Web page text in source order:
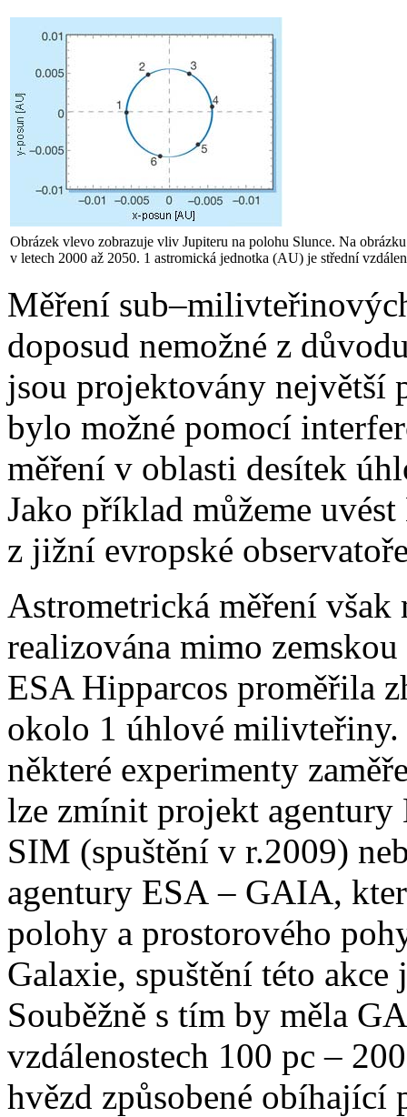
Obrázek vlevo zobrazuje vliv Jupiteru na polohu Slunce. Na
v letech 2000 až 2050. 1 astromická jednotka (AU) je střední
Měření
doposud nemožné z
jsou projektovány největší
bylo možné pomocí
měření v oblasti desítek
Jako příklad můžeme
z jižní evropské
Astrometrická měření
realizována mimo
ESA Hipparcos proměřila
okolo 1 úhlové milivteřiny.
některé experimenty
lze zmínit projekt
SIM (spuštění v r.2009)
agentury ESA – GAIA,
polohy a prostorového
Galaxie, spuštění této
Souběžně s tím by měla
vzdálenostech 100 pc –
hvězd způsobené obíhající